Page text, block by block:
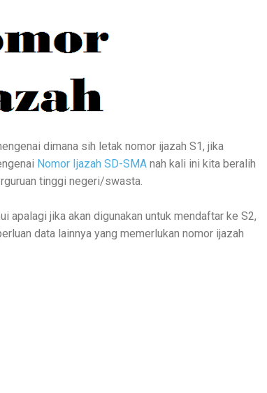
dimana sih letak nomor ijazah S1, jika
Nomor Ijazah SD-SMA nah kali ini kita beralih
tinggi negeri/swasta.
apalagi jika akan digunakan untuk mendaftar ke S2,
data lainnya yang memerlukan nomor ijazah